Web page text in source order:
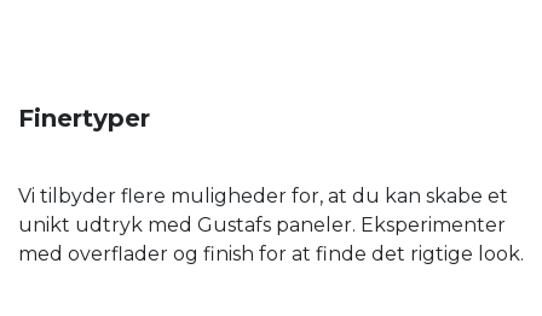
Finertyper
Vi tilbyder flere muligheder for, at du kan skabe et
unikt udtryk med Gustafs paneler. Eksperimenter
med overflader og finish for at finde det rigtige look.